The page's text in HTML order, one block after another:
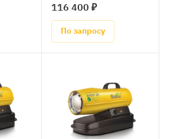
116 400 ₽
По запросу